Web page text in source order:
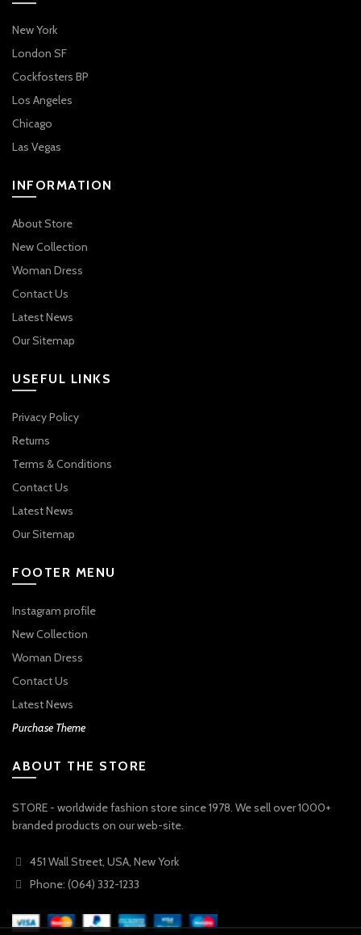
New York
London SF
Cockfosters BP
Los Angeles
Chicago
Las Vegas
INFORMATION
About Store
New Collection
Woman Dress
Contact Us
Latest News
Our Sitemap
USEFUL LINKS
Privacy Policy
Returns
Terms & Conditions
Contact Us
Latest News
Our Sitemap
FOOTER MENU
Instagram profile
New Collection
Woman Dress
Contact Us
Latest News
Purchase Theme
ABOUT THE STORE
STORE - worldwide fashion store since 1978. We sell over 1000+
branded products on our web-site.
451 Wall Street, USA, New York
Phone: (064) 332-1233